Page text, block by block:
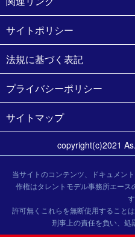
サイトポリシー
法規に基づく表記
プライバシーポリシー
サイトマップ
copyright(c)2021
当サイトのコンテンツ、ドキュメン
作権はタレントモデル事務所エース
す
許可無くこれらを無断使用すること
刑事上の責任を負い、処